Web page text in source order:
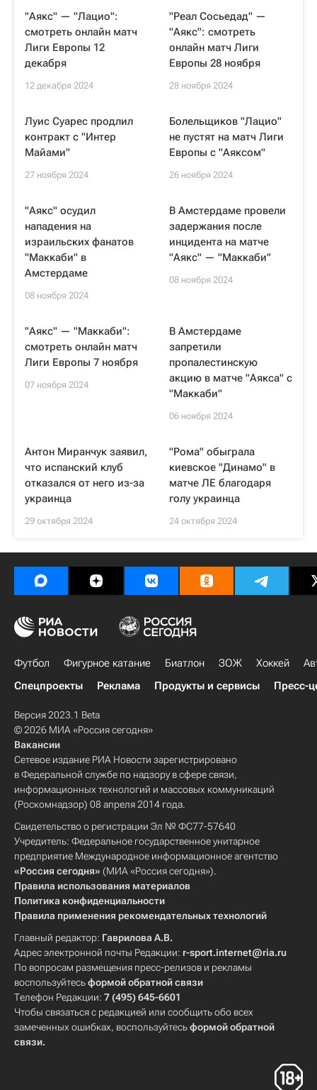
"Аякс" — "Лацио":
смотреть онлайн матч
Лиги Европы 12
декабря
12 декабря 2024
"Реал Сосьедад" —
"Аякс": смотреть
онлайн матч Лиги
Европы 28 ноября
28 ноября 2024
Луис Суарес продлил
контракт с "Интер
Майами"
27 ноября 2024
Болельщиков "Лацио"
не пустят на матч Лиги
Европы с "Аяксом"
26 ноября 2024
"Аякс" осудил
нападения на
израильских фанатов
"Маккаби" в
Амстердаме
08 ноября 2024
В Амстердаме провели
задержания после
инцидента на матче
"Аякс" — "Маккаби"
08 ноября 2024
"Аякс" — "Маккаби":
смотреть онлайн матч
Лиги Европы 7 ноября
07 ноября 2024
В Амстердаме
запретили
пропалестинскую
акцию в матче "Аякса" с
"Маккаби"
06 ноября 2024
Антон Миранчук заявил,
что испанский клуб
отказался от него из-за
украинца
29 октября 2024
"Рома" обыграла
киевское "Динамо" в
матче ЛЕ благодаря
голу украинца
24 октября 2024
Футбол Фигурное катание Биатлон ЗОЖ Хоккей
Спецпроекты
Реклама Продукты и сервисы Пресс-
Версия 2023.1 Beta
© 2026 МИА «Россия сегодня»
Вакансии
Сетевое издание РИА Новости зарегистрировано
в Федеральной службе по надзору в сфере связи,
информационных технологий и массовых коммуникаций
(Роскомнадзор) 08 апреля 2014 года.
Свидетельство о регистрации Эл № ФС77-57640
Учредитель: Федеральное государственное унитарное
предприятие Международное информационное агентство
«Россия сегодня» (МИА «Россия сегодня»).
Правила использования материалов
Политика конфиденциальности
Правила применения рекомендательных технологий
Главный редактор: Гаврилова А.В.
Адрес электронной почты Редакции: r-sport.internet@ria.ru
По вопросам размещения пресс-релизов и рекламы
воспользуйтесьформой обратной связи
Телефон Редакции: 7 (495) 645-6601
Чтобы связаться с редакцией или сообщить обо всех
замеченных ошибках, воспользуйтесьформой обратной
связи.